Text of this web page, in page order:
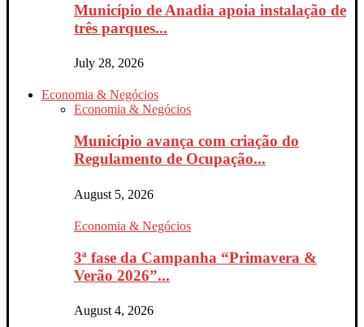
Município de Anadia apoia instalação de
três parques...
July 28, 2026
Economia & Negócios
Economia & Negócios
Município avança com criação do
Regulamento de Ocupação...
August 5, 2026
Economia & Negócios
3ª fase da Campanha “Primavera &
Verão 2026”...
August 4, 2026